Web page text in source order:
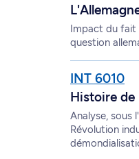
Impact du fait
question
INT 6010
Histoire de
Analyse, sous
Révolution